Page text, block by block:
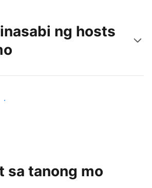
ng hosts
host na tulad mo
sa tanong mo